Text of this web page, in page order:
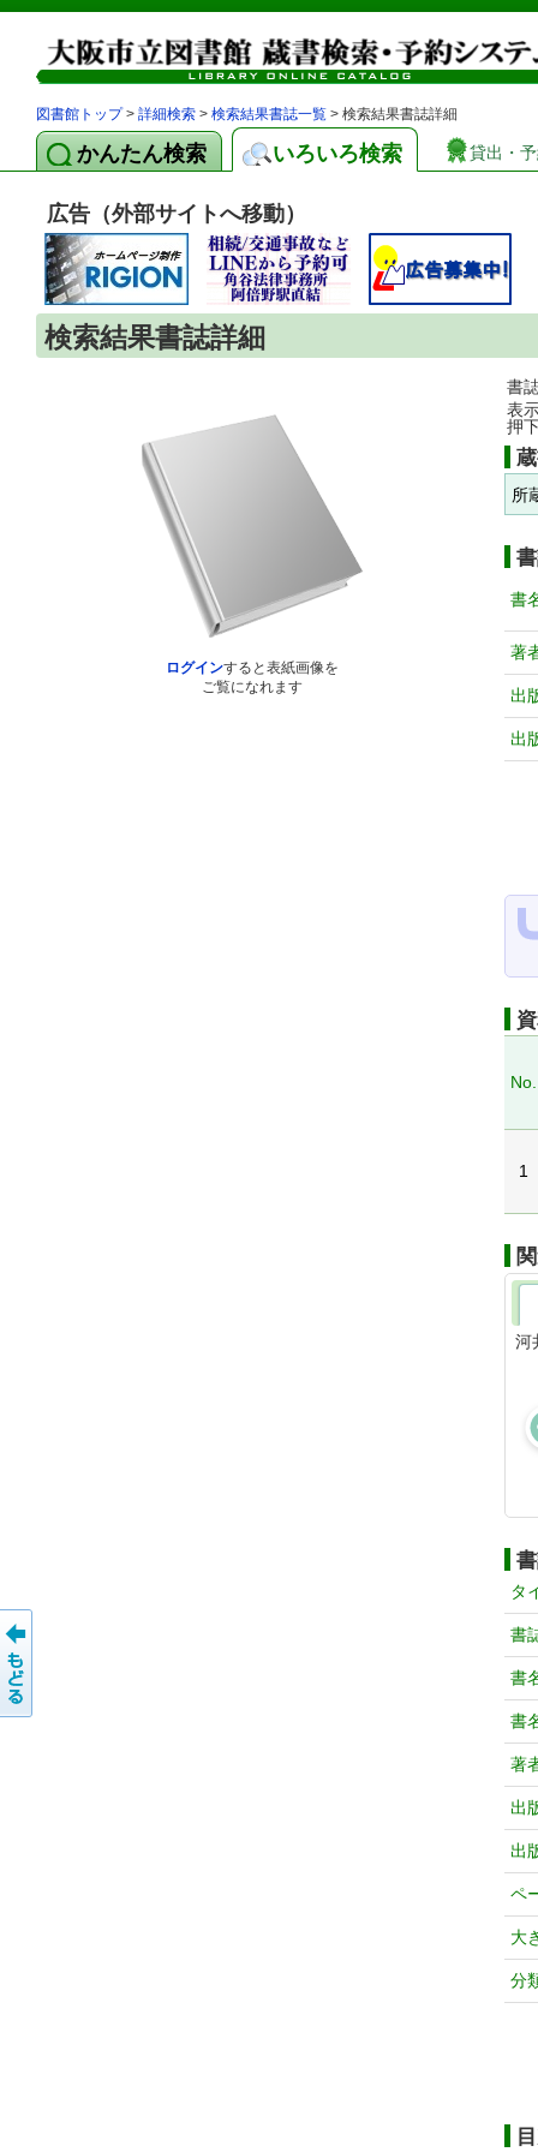
図書館トップ> 詳細検索 > 検索結果書誌一覧 > 検索結果書誌詳細
かんたん検索 いろいろ検索 貸出・
広告（外部サイトへ移動）
検索結果書誌詳細
ログインすると表紙画像を
ご覧になれます
書
表
押
所
書
著
出
出
No.
1
河
タ
書
書
書
著
出
出
ペ
大
分